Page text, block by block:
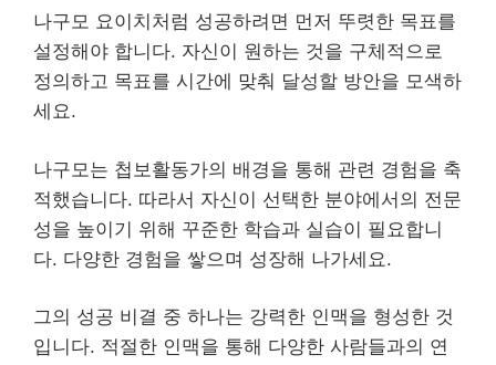
나구모 요이치처럼 성공하려면 먼저 뚜렷한 목표를
설정해야 합니다. 자신이 원하는 것을 구체적으로
정의하고 목표를 시간에 맞춰 달성할 방안을 모색하
세요.
나구모는 첩보활동가의 배경을 통해 관련 경험을 축
적했습니다. 따라서 자신이 선택한 분야에서의 전문
성을 높이기 위해 꾸준한 학습과 실습이 필요합니
다. 다양한 경험을 쌓으며 성장해 나가세요.
그의 성공 비결 중 하나는 강력한 인맥을 형성한 것
입니다. 적절한 인맥을 통해 다양한 사람들과의 연